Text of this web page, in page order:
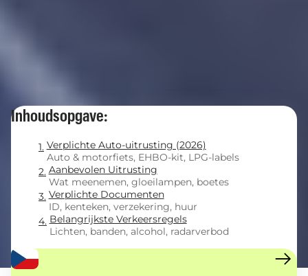
Inhoudsopgave:
Verplichte Auto-uitrusting (2026)
Auto & motorfiets, EHBO-kit, LPG-labels
Aanbevolen Uitrusting
Wat meenemen, gloeilampen, boetes
Verplichte Documenten
ID, kenteken, verzekering, huur
Belangrijkste Verkeersregels
Lichten, banden, alcohol, radarverbod